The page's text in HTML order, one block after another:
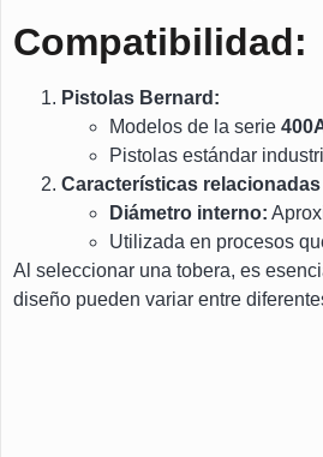
Compatibilidad:
Pistolas Bernard:
Modelos de la serie
Pistolas estándar
Características
Diámetro interno:
Utilizada en procesos
Al seleccionar una tobera, es
diseño pueden variar entre